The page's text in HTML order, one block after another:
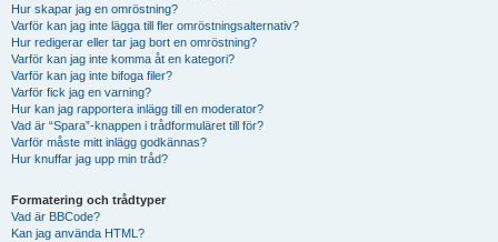
Hur skapar jag en omröstning?
Varför kan jag inte lägga till fler omröstningsalternativ?
Hur redigerar eller tar jag bort en omröstning?
Varför kan jag inte komma åt en kategori?
Varför kan jag inte bifoga filer?
Varför fick jag en varning?
Hur kan jag rapportera inlägg till en moderator?
Vad är “Spara”-knappen i trådformuläret till för?
Varför måste mitt inlägg godkännas?
Hur knuffar jag upp min tråd?
Formatering och trådtyper
Vad är BBCode?
Kan jag använda HTML?